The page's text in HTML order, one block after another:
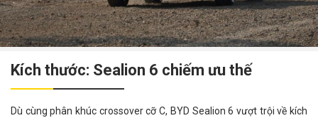
Kích thước: Sealion 6 chiếm ưu thế
Dù cùng phân khúc crossover cỡ C, BYD Sealion 6 vượt trội về kích